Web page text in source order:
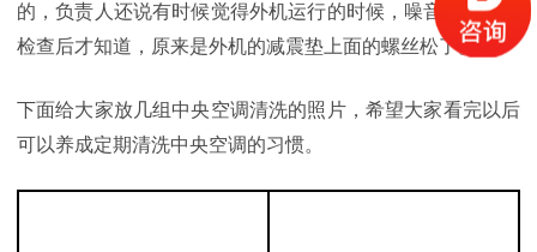
的，负责人还说有时候觉得外机运行的时候，噪音挺大的，
检查后才知道，原来是外机的减震垫上面的螺丝松了。
下面给大家放几组中央空调清洗的照片，希望大家看完以后
可以养成定期清洗中央空调的习惯。